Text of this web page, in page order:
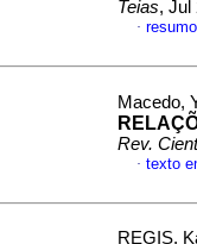
Teias, Jul
·
Macedo,
Rev.
· texto
REGIS,